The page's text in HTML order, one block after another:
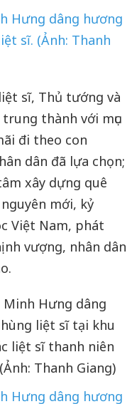
Hưng dâng hương
sĩ. (Ảnh: Thanh
sĩ, Thủ tướng và
thành với mục
đi theo con
dân đã lựa chọn;
xây dựng quê
mới, kỷ
Việt Nam, phát
vượng, nhân dân
Hưng dâng hương